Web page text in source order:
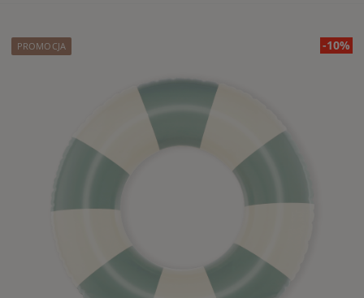
PROMOCJA -10%